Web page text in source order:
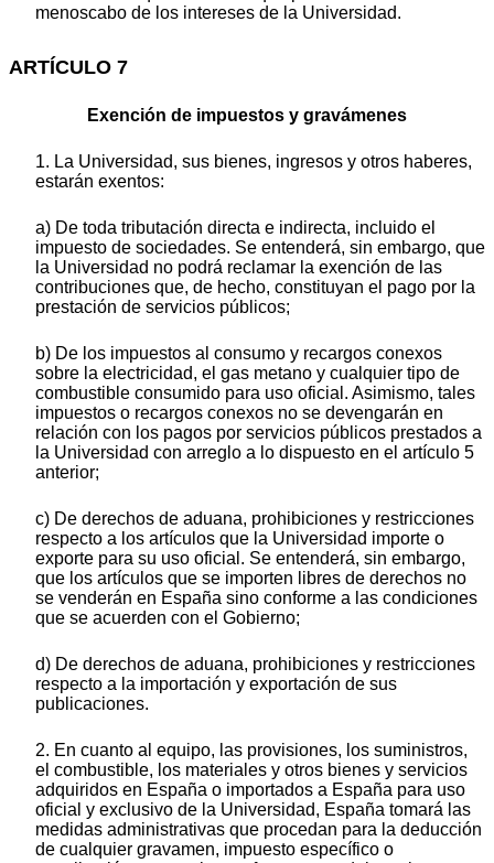
menoscabo de los intereses de la Universidad.
ARTÍCULO 7
Exención de impuestos y gravámenes
1. La Universidad, sus bienes, ingresos y otros haberes,
estarán exentos:
a) De toda tributación directa e indirecta, incluido el
impuesto de sociedades. Se entenderá, sin embargo, que
la Universidad no podrá reclamar la exención de las
contribuciones que, de hecho, constituyan el pago por la
prestación de servicios públicos;
b) De los impuestos al consumo y recargos conexos
sobre la electricidad, el gas metano y cualquier tipo de
combustible consumido para uso oficial. Asimismo, tales
impuestos o recargos conexos no se devengarán en
relación con los pagos por servicios públicos prestados a
la Universidad con arreglo a lo dispuesto en el artículo 5
anterior;
c) De derechos de aduana, prohibiciones y restricciones
respecto a los artículos que la Universidad importe o
exporte para su uso oficial. Se entenderá, sin embargo,
que los artículos que se importen libres de derechos no
se venderán en España sino conforme a las condiciones
que se acuerden con el Gobierno;
d) De derechos de aduana, prohibiciones y restricciones
respecto a la importación y exportación de sus
publicaciones.
2. En cuanto al equipo, las provisiones, los suministros,
el combustible, los materiales y otros bienes y servicios
adquiridos en España o importados a España para uso
oficial y exclusivo de la Universidad, España tomará las
medidas administrativas que procedan para la deducción
de cualquier gravamen, impuesto específico o